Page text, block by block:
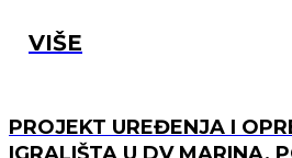
VIŠE
PROJEKT UREĐENJA I
IGRALIŠTA U DV MARINA,